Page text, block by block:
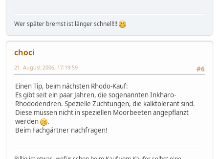
Wer später bremst ist länger schnell!!!
choci
#6
21. August 2006, 17:19:59
Einen Tip, beim nächsten Rhodo-Kauf:
Es gibt seit ein paar Jahren, die sogenannten Inkharo-
Rhododendren. Spezielle Züchtungen, die kalktolerant sind.
Diese müssen nicht in speziellen Moorbeeten angepflanzt
werden
.
Beim Fachgärtner nachfragen!